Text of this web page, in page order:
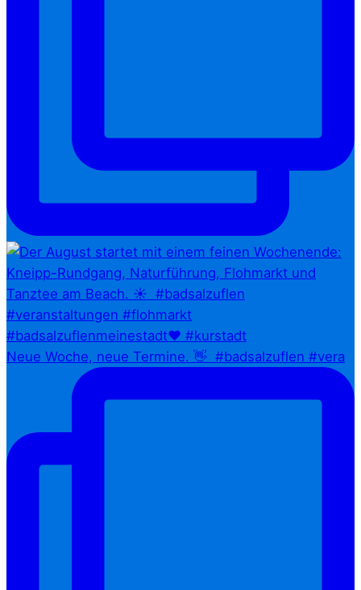
Neue Woche, neue Termine. 👋⁠ ⁠ #badsalzuflen #vera